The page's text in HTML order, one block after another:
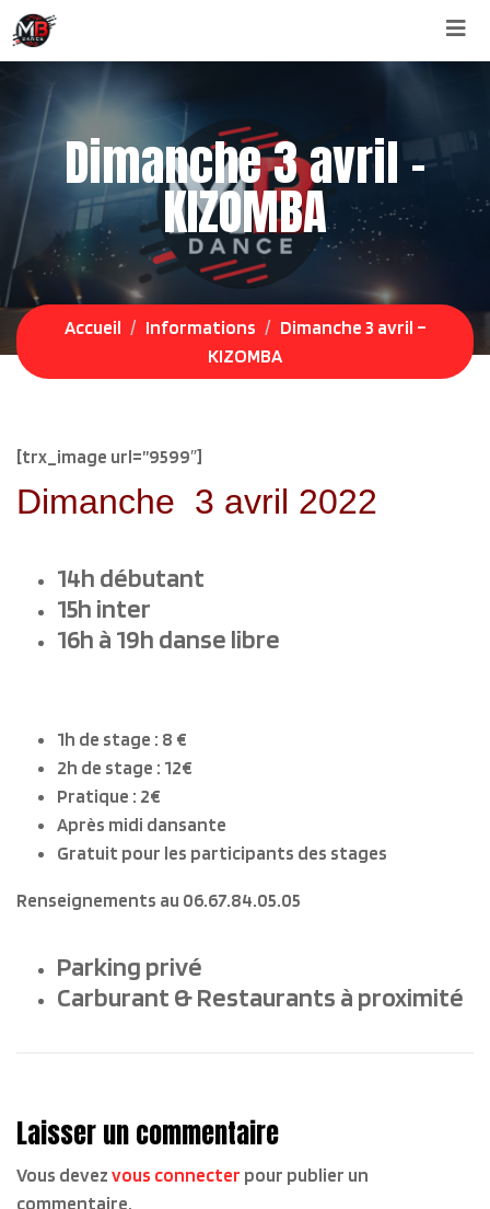
Aller
au
Dimanche 3 avril –
KIZOMBA
Accueil Informations
Dimanche 3 avril –
KIZOMBA
[trx_image url=”9599″]
Dimanche 3 avril 2022
14h débutant
15h inter
16h à 19h danse libre
1h de stage : 8 €
2h de stage : 12€
Pratique : 2€
Après midi dansante
Gratuit pour les participants des stages
Renseignements au 06.67.84.05.05
Parking privé
Carburant & Restaurants à proximité
Laisser un commentaire
Vous devez vous connecter pour publier un
commentaire.